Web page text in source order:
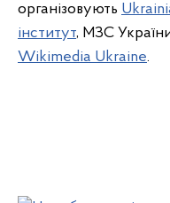
організовують
інститут, МЗС
Wikimedia Ukraine.